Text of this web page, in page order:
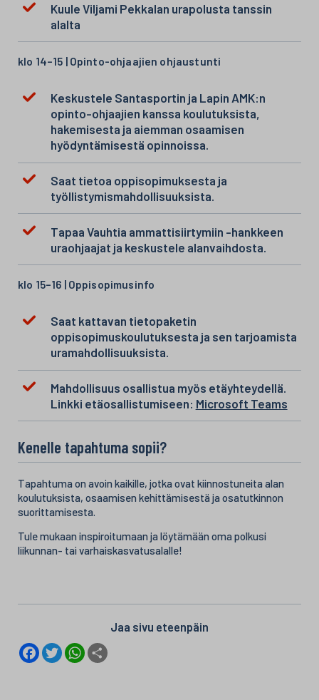
Kuule Viljami Pekkalan urapolusta tanssin
alalta
klo 14–15 | Opinto-ohjaajien ohjaustunti
Keskustele Santasportin ja Lapin AMK:n
opinto-ohjaajien kanssa koulutuksista,
hakemisesta ja aiemman osaamisen
hyödyntämisestä opinnoissa.
Saat tietoa oppisopimuksesta ja
työllistymismahdollisuuksista.
Tapaa Vauhtia ammattisiirtymiin -hankkeen
uraohjaajat ja keskustele alanvaihdosta.
klo 15–16 | Oppisopimusinfo
Saat kattavan tietopaketin
oppisopimuskoulutuksesta ja sen tarjoamista
uramahdollisuuksista.
Mahdollisuus osallistua myös etäyhteydellä.
Linkki etäosallistumiseen: Microsoft Teams
Kenelle tapahtuma sopii?
Tapahtuma on avoin kaikille, jotka ovat kiinnostuneita alan
koulutuksista, osaamisen kehittämisestä ja osatutkinnon
suorittamisesta.
Tule mukaan inspiroitumaan ja löytämään oma polkusi
liikunnan- tai varhaiskasvatusalalle!
Jaa sivu eteenpäin
F
a
T
w
W
h